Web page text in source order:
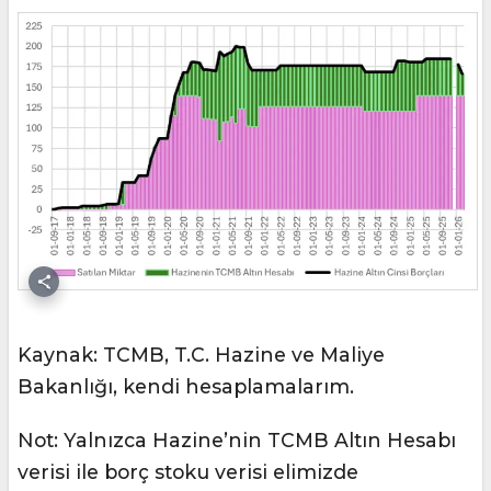
Kaynak: TCMB, T.C. Hazine ve Maliye
Bakanlığı, kendi hesaplamalarım.
Not: Yalnızca Hazine’nin TCMB Altın Hesabı
verisi ile borç stoku verisi elimizde